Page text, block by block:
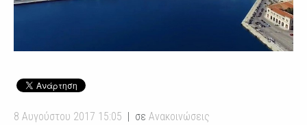
8 Αυγούστου 2017 15:05 σε Ανακοινώσεις